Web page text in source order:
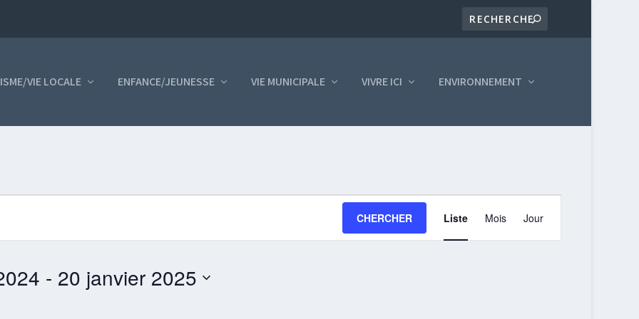
VIE LOCALE ENFANCE/JEUNESSE VIE MUNICIPALE VIVRE ICI ENVIRONNEMENT
CHERCHER
DE
VUES
Liste Mois Jour
- 20 janvier 2025